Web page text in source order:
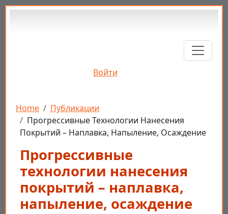
Перейти к основному содержанию
Войти
Строка навигации
Home
Публикации
Прогрессивные Технологии Нанесения
Покрытий – Наплавка, Напыление, Осаждение
Прогрессивные
технологии нанесения
покрытий – наплавка,
напыление, осаждение